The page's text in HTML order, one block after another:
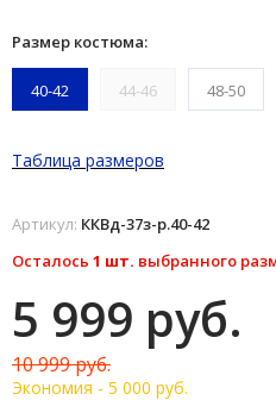
Размер костюма:
40-42 44-46 48-50
Таблица размеров
Артикул: ККВд-37з-р.40-42
Осталось 1 шт. выбранного
5 999 руб.
10 999 руб.
Экономия - 5 000 руб.